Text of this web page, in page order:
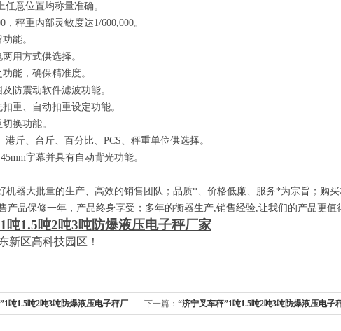
任意位置均称量准确。
，秤重内部灵敏度达1/600,000。
能。
用方式供选择。
能，确保精准度。
防震动软件滤波功能。
重、自动扣重设定功能。
换功能。
港斤、台斤、百分比、 PCS、秤重单位供选择。
45mm字幕并具有自动背光功能。
机器大批量的生产、高效的销售团队；品质*、价格低廉、服务*为宗旨；购
产品保修一年，产品终身享受；多年的衡器生产,销售经验,让我们的产品更值
1 吨1.5吨2吨3吨防爆液压电子秤厂家
新区高科技园区！
吨1.5吨2吨3吨防爆液压电子秤厂 下一篇： “济宁叉车秤”1吨1.5吨2吨3吨防爆液压电子